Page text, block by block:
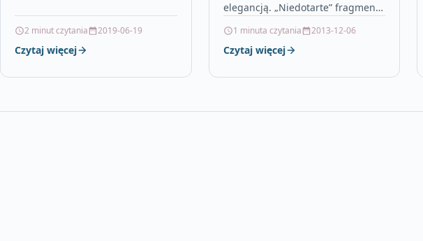
2 minut czytania 2019-06-19
Czytaj więcej
elegancją. „Niedotarte” fragmenty
niestandardowość. Arte Tapety i
fototapety gumówka, kółko do…
1 minuta czytania 2013-12-06
Czytaj więcej